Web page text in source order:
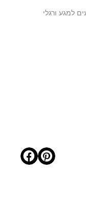
למגע ורגלי